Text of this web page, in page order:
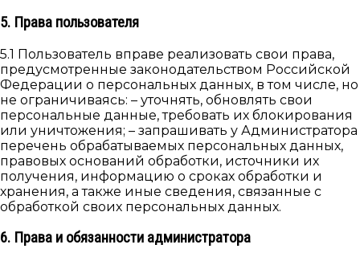
5. Права пользователя
5.1 Пользователь вправе реализовать свои права,
предусмотренные законодательством Российской
Федерации о персональных данных, в том числе, но
не ограничиваясь: – уточнять, обновлять свои
персональные данные, требовать их блокирования
или уничтожения; – запрашивать у Администратора
перечень обрабатываемых персональных данных,
правовых оснований обработки, источники их
получения, информацию о сроках обработки и
хранения, а также иные сведения, связанные с
обработкой своих персональных данных.
6. Права и обязанности администратора